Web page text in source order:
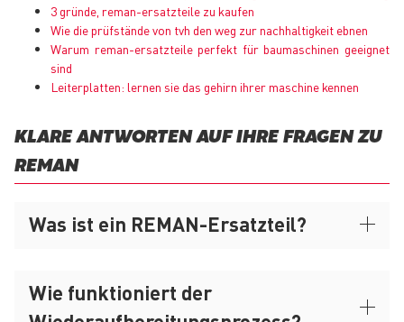
3 gründe, reman-ersatzteile zu kaufen
Wie die prüfstände von tvh den weg zur nachhaltigkeit ebnen
Warum reman-ersatzteile perfekt für baumaschinen geeignet
sind
Leiterplatten: lernen sie das gehirn ihrer maschine kennen
KLARE ANTWORTEN AUF IHRE FRAGEN ZU
REMAN
Was ist ein REMAN-Ersatzteil?
Wie funktioniert der